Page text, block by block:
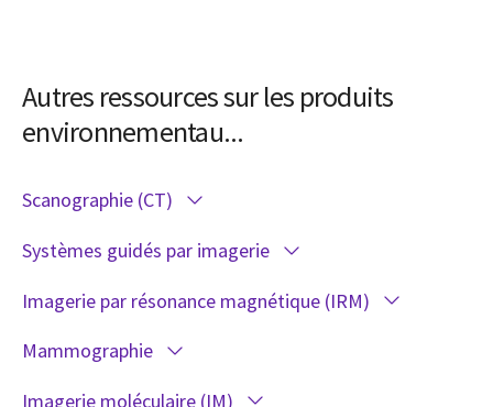
Autres ressources sur les produits
environnementau...
Scanographie (CT)
Systèmes guidés par imagerie
Imagerie par résonance magnétique (IRM)
Mammographie
Imagerie moléculaire (IM)